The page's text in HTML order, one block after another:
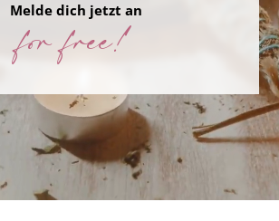
Melde dich jetzt an
for free!